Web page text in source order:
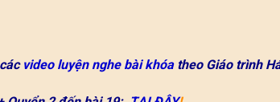
video luyện nghe bài khóatheo Giáo trình